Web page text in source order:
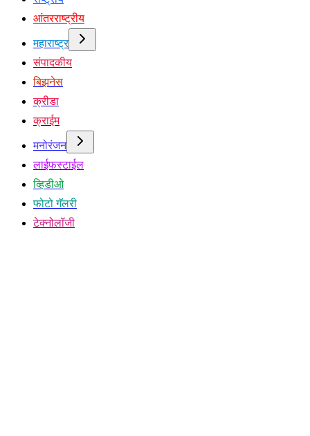
आंतरराष्ट्रीय
महाराष्ट्र
संपादकीय
बिझनेस
क्रीडा
क्राईम
मनोरंजन
लाईफस्टाईल
व्हिडीओ
फोटो गॅलरी
टेक्नोलॉजी